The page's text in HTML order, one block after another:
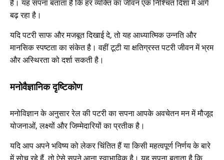
है। यह सपना बताता है कि हर व्यक्ति का जीवन एक निश्चित दिशा में आगे
बढ़ रहा है।
यदि पटरी साफ और मजबूत दिखाई दे, तो यह आध्यात्मिक उन्नति और
मानसिक स्पष्टता का संकेत है। वहीं टूटी या क्षतिग्रस्त पटरी जीवन में भ्रम
और अस्थिरता को दर्शा सकती है।
मनोवैज्ञानिक दृष्टिकोण
मनोविज्ञान के अनुसार रेल की पटरी का सपना आपके अवचेतन मन में मौजूद
योजनाओं, लक्ष्यों और जिम्मेदारियों का प्रतीक है।
यदि आप अपने भविष्य को लेकर चिंतित हैं या किसी महत्वपूर्ण निर्णय के बारे